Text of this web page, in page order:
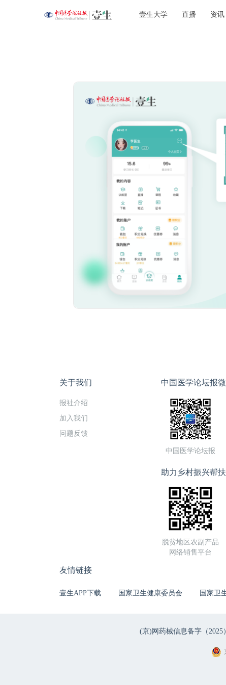
壹生大学 直播 资讯
关于我们
报社介绍
加入我们
问题反馈
中国医学论坛报
中国医学论坛报
助力乡村振兴帮
脱贫地区农副产品
网络销售平台
友情链接
壹生APP下载 国家卫生健康委员会 国家卫
(京)网药械信息备字（2025